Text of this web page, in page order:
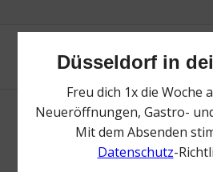
NIO House Düsseldorf |